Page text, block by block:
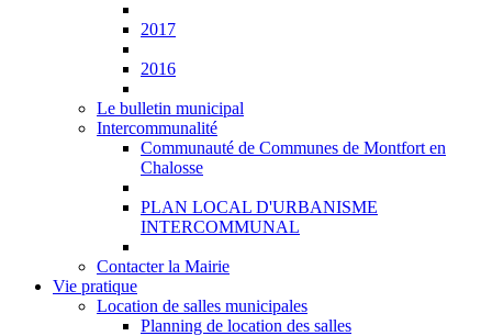
2017
2016
Le bulletin municipal
Intercommunalité
Communauté de Communes de Montfort en
Chalosse
PLAN LOCAL D'URBANISME
INTERCOMMUNAL
Contacter la Mairie
Vie pratique
Location de salles municipales
Planning de location des salles